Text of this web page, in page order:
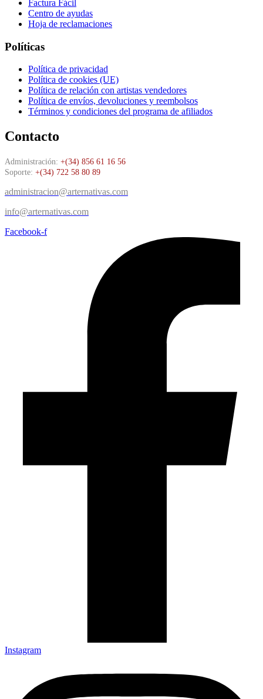
Factura Fácil
Centro de ayudas
Hoja de reclamaciones
Políticas
Política de privacidad
Política de cookies (UE)
Política de relación con artistas vendedores
Política de envíos, devoluciones y reembolsos
Términos y condiciones del programa de afiliados
Contacto
Administración: +(34) 856 61 16 56
Soporte: +(34) 722 58 80 89
administracion@arternativas.com
info@arternativas.com
Facebook-f
Instagram